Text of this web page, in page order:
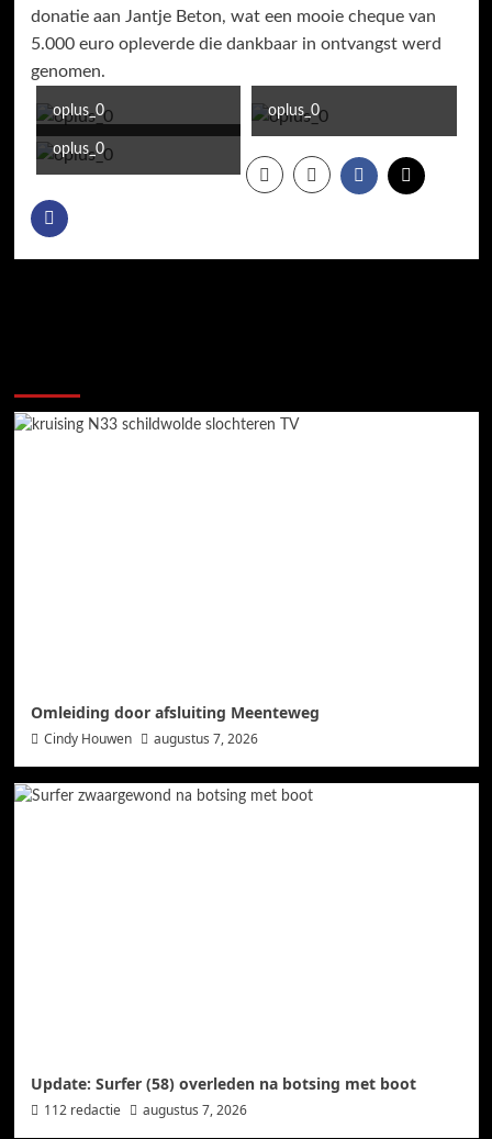
donatie aan Jantje Beton, wat een mooie cheque van
5.000 euro opleverde die dankbaar in ontvangst werd
genomen.
oplus_0 oplus_0
oplus_0
Omleiding door afsluiting Meenteweg
Cindy Houwen augustus 7, 2026
Update: Surfer (58) overleden na botsing met boot
112 redactie augustus 7, 2026